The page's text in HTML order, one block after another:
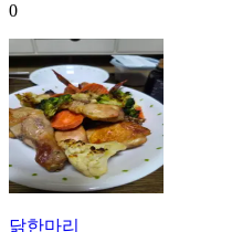
0
닭한마리